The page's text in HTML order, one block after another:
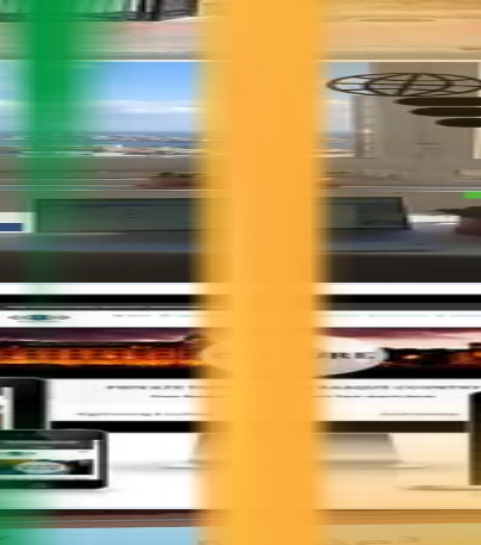
Gipuzkoa
desde Donostia.
integral: diseño web, consultoría y campañas digitales